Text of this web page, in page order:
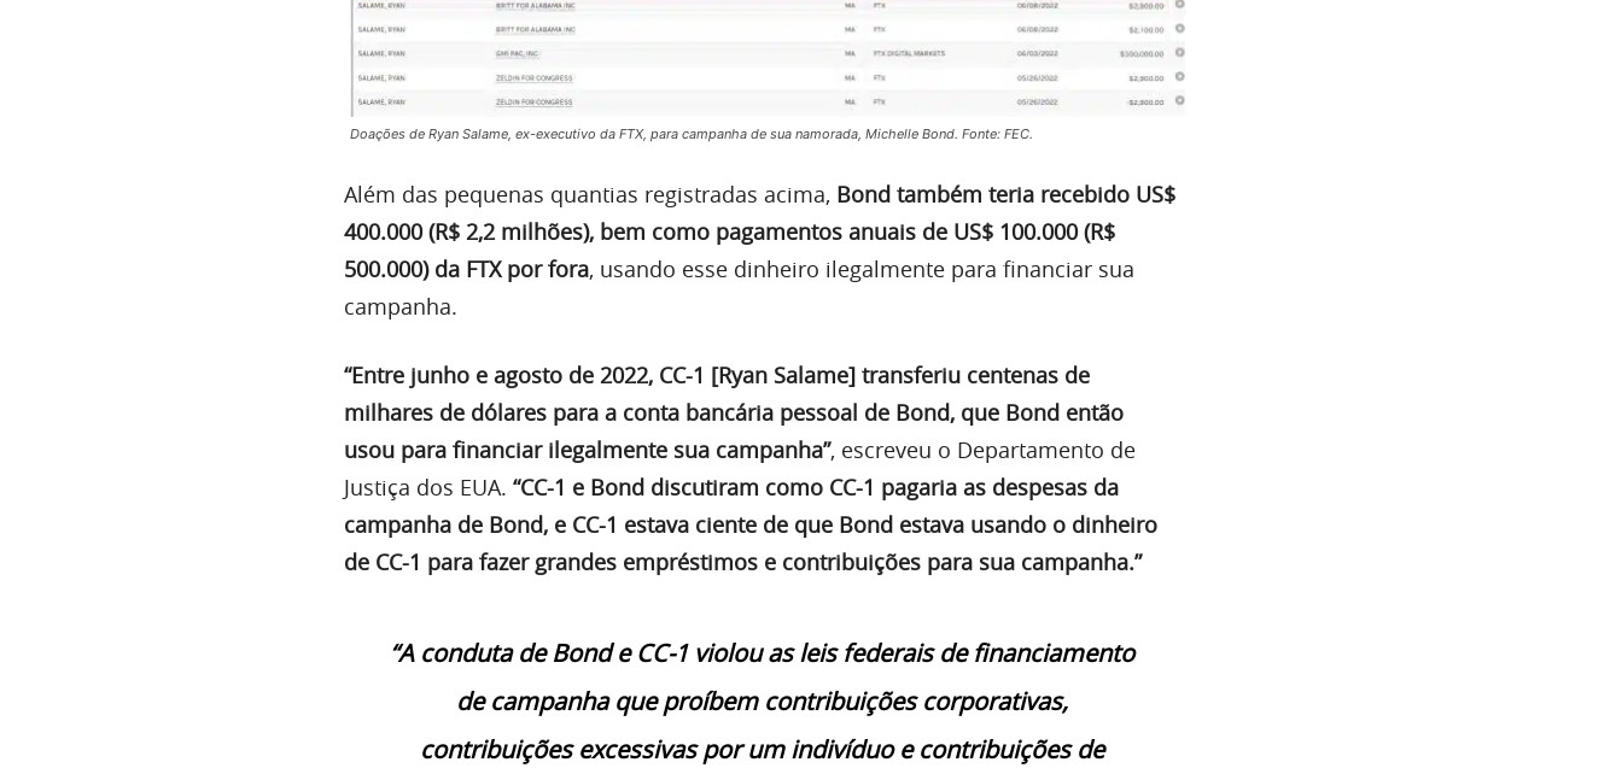
Doações de Ryan Salame, ex-executivo da FTX, para campanha de sua namorada, Michelle Bond. Fonte: FEC.
Além das pequenas quantias registradas acima, Bond também teria recebido US$
400.000 (R$ 2,2 milhões), bem como pagamentos anuais de US$ 100.000 (R$
500.000) da FTX por fora, usando esse dinheiro ilegalmente para financiar sua
campanha.
“Entre junho e agosto de 2022, CC-1 [Ryan Salame] transferiu centenas de
milhares de dólares para a conta bancária pessoal de Bond, que Bond então
usou para financiar ilegalmente sua campanha”, escreveu o Departamento de
Justiça dos EUA. “CC-1 e Bond discutiram como CC-1 pagaria as despesas da
campanha de Bond, e CC-1 estava ciente de que Bond estava usando o dinheiro
de CC-1 para fazer grandes empréstimos e contribuições para sua campanha.”
“A conduta de Bond e CC-1 violou as leis federais de financiamento
de campanha que proíbem contribuições corporativas,
contribuições excessivas por um indivíduo e contribuições de